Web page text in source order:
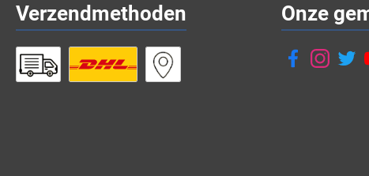
Verzendmethoden Onze